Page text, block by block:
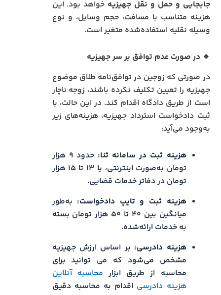
جابجایی و حمل و نقل جهیزیه خواهد بود. این
هزینه متناسب با مسافت، حجم وسایل، و نوع
وسیله نقلیه استفاده‌شده متغیر است.
🔹 در صورت عدم توافق بر سر جهیزیه
در صورتی که زوجین در توافق‌نامه طلاق موضوع
جهیزیه را تعیین تکلیف نکرده باشند، زوجه ناچار
است از طریق دادگاه اقدام کند. در این حالت، با
ثبت دادخواست استرداد جهیزیه، هزینه‌های زیر
به‌وجود می‌آید:
هزینه ثبت در سامانه ثنا:
حدود ۹ هزار
تومان به‌صورت اینترنتی، یا ۱۳ تا ۱۵ هزار
تومان در دفاتر خدمات قضایی.
هزینه ثبت و تایپ دادخواست: به‌طور
میانگین بین ۴۰ تا ۵۰ هزار تومان بسته
به خدمات ارائه‌شده.
هزینه دادرسی: بر اساس ارزش جهیزیه
مشخص می‌شود که می توانید برای
محاسبه از طریق ابزار محاسبه آنلاین
هزینه دادرسی اقدام به محاسبه دقیق